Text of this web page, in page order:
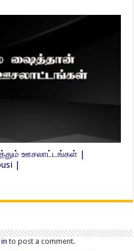
ஊசலாட்டங்கள் |
|
to post a comment.